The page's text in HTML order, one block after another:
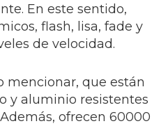
En este sentido,
flash, lisa, fade y
de velocidad.
mencionar, que están
y aluminio resistentes
ofrecen 60000